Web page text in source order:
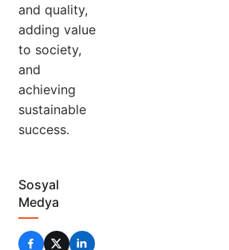
and quality,
adding value
to society,
and
achieving
sustainable
success.
Sosyal
Medya